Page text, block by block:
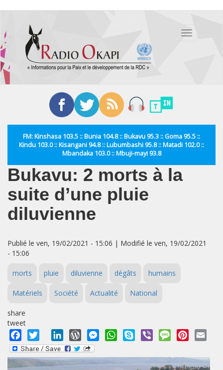
contenu
principal
Toggle
FM: Kinshasa 103.5 :: Bunia 104.8 :: Bukavu 95.3 :: Goma 95.5 ::
Kindu 103.0 :: Kisangani 94.8 :: Lubumbashi 95.8 :: Matadi 102.0 ::
Mbandaka 103.0 :: Mbuji-mayi 93.8
Bukavu: 2 morts à la
suite d’une pluie
diluvienne
Publié le ven, 19/02/2021 - 15:06 | Modifié le ven, 19/02/2021
- 15:06
morts pluie diluvienne dégâts humains
Matériels Société Actualité National
share
tweet
Facebook
Twitter LinkedInWordPressMessengerWhatsApp
Skype Viber MessagePinterest